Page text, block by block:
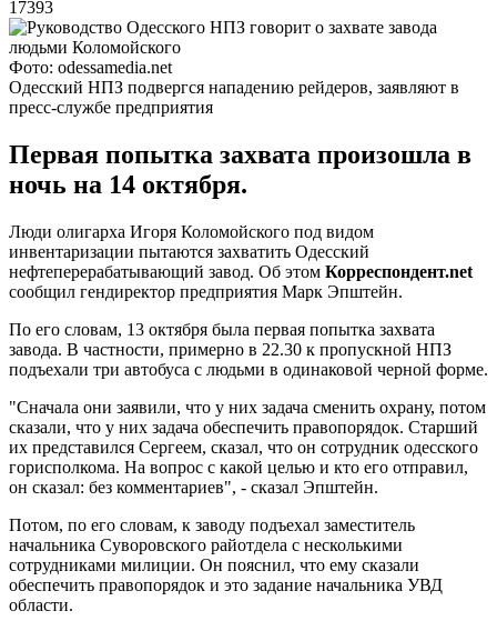
17393
Фото: odessamedia.net
Одесский НПЗ подвергся нападению рейдеров, заявляют в
пресс-службе предприятия
Первая попытка захвата произошла в
ночь на 14 октября.
Люди олигарха Игоря Коломойского под видом
инвентаризации пытаются захватить Одесский
нефтеперерабатывающий завод. Об этом Корреспондент.net
сообщил гендиректор предприятия Марк Эпштейн.
По его словам, 13 октября была первая попытка захвата
завода. В частности, примерно в 22.30 к пропускной НПЗ
подъехали три автобуса с людьми в одинаковой черной форме.
"Сначала они заявили, что у них задача сменить охрану, потом
сказали, что у них задача обеспечить правопорядок. Старший
их представился Сергеем, сказал, что он сотрудник одесского
горисполкома. На вопрос с какой целью и кто его отправил,
он сказал: без комментариев", - сказал Эпштейн.
Потом, по его словам, к заводу подъехал заместитель
начальника Суворовского райотдела с несколькими
сотрудниками милиции. Он пояснил, что ему сказали
обеспечить правопорядок и это задание начальника УВД
области.